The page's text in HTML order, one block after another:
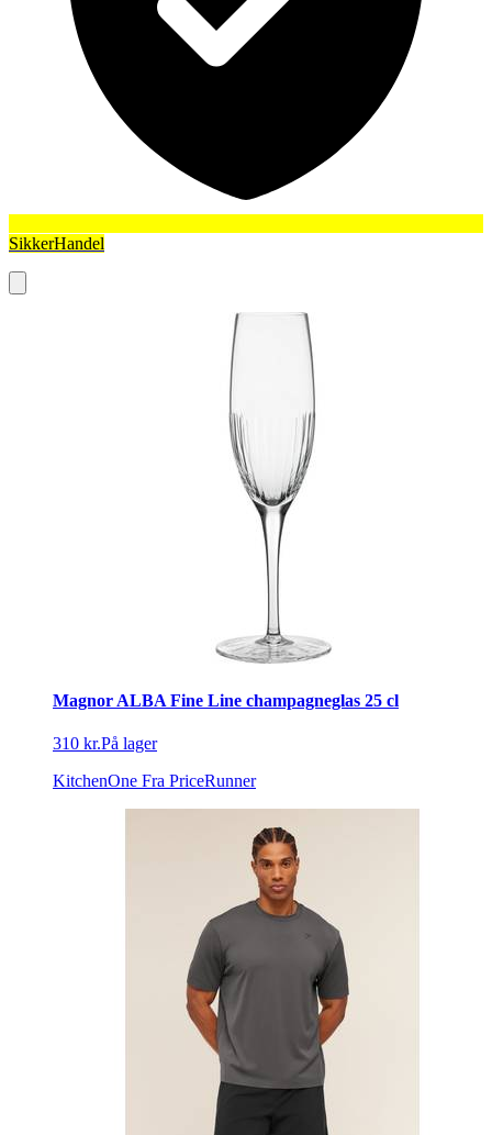
SikkerHandel
Magnor ALBA Fine Line champagneglas 25 cl
310 kr.På lager
KitchenOne Fra PriceRunner